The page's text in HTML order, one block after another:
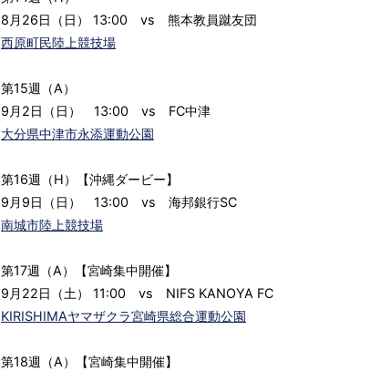
8月26日（日） 13:00 vs 熊本教員蹴友団
西原町民陸上競技場
第15週（A）
9月2日（日） 13:00 vs FC中津
大分県中津市永添運動公園
第16週（H）【沖縄ダービー】
9月9日（日） 13:00 vs 海邦銀行SC
南城市陸上競技場
第17週（A）【宮崎集中開催】
9月22日（土） 11:00 vs NIFS KANOYA FC
KIRISHIMAヤマザクラ宮崎県総合運動公園
第18週（A）【宮崎集中開催】